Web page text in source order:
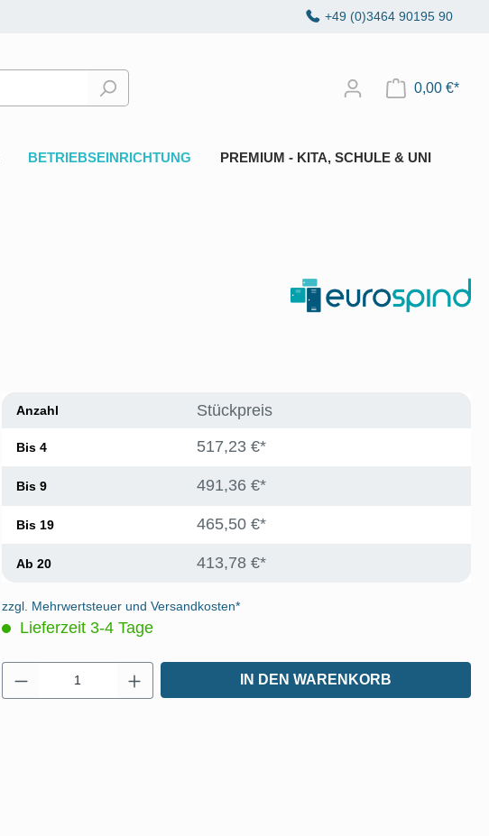
+49 (0)3464 90195 90
0,00 €*
BETRIEBSEINRICHTUNG PREMIUM - KITA, SCHULE & UNI
Anzahl Stückpreis
Bis 4 517,23 €*
Bis 9 491,36 €*
Bis 19 465,50 €*
Ab 20 413,78 €*
zzgl. Mehrwertsteuer und Versandkosten*
Lieferzeit 3-4 Tage
Produkt Anzahl: Gib den gewünschten Wert ein
IN DEN WARENKORB